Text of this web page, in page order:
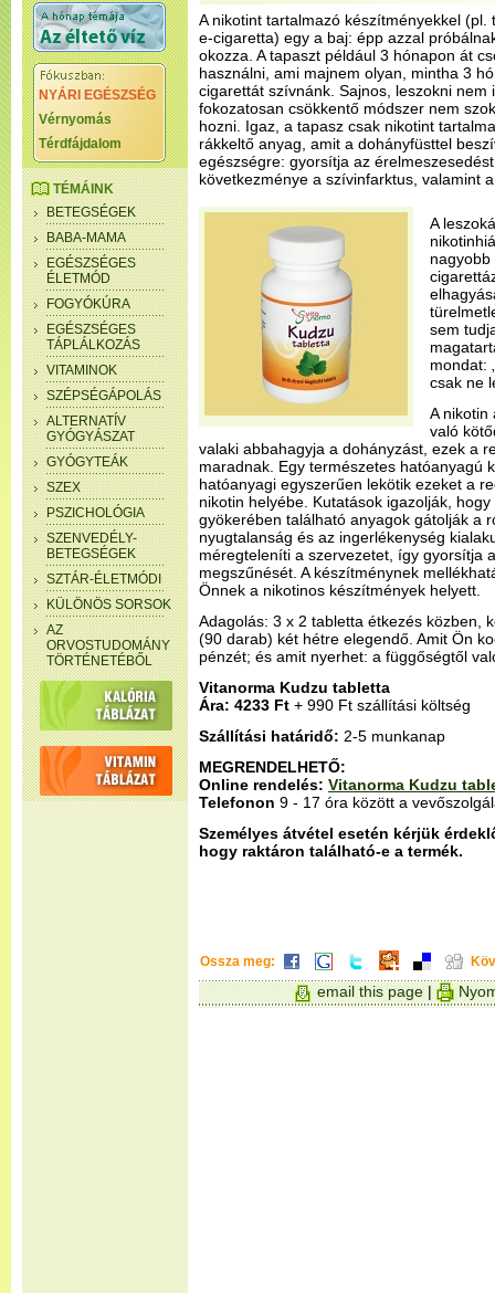
NYÁRI EGÉSZSÉG
Vérnyomás
Térdfájdalom
TÉMÁINK
BETEGSÉGEK
BABA-MAMA
EGÉSZSÉGES
ÉLETMÓD
FOGYÓKÚRA
EGÉSZSÉGES
TÁPLÁLKOZÁS
VITAMINOK
SZÉPSÉGÁPOLÁS
ALTERNATÍV
GYÓGYÁSZAT
GYÓGYTEÁK
SZEX
PSZICHOLÓGIA
SZENVEDÉLY-
BETEGSÉGEK
SZTÁR-ÉLETMÓDI
KÜLÖNÖS SORSOK
AZ
ORVOSTUDOMÁNY
TÖRTÉNETÉBŐL
A nikotint tartalmazó készítményekkel (pl.
e-cigaretta) egy a baj: épp azzal
okozza. A tapaszt például 3 hónapon át
használni, ami majnem olyan, mintha 3
cigarettát szívnánk. Sajnos, leszokni nem
fokozatosan csökkentő módszer nem
hozni. Igaz, a tapasz csak nikotint
rákkeltő anyag, amit a dohányfüsttel
egészségre: gyorsítja az
következménye a szívinfarktus, valamint
A
sem
mondat:
csak ne
A nikotin
való
valaki abbahagyja a dohányzást, ezek a
maradnak. Egy természetes hatóanyagú
hatóanyagi egyszerűen lekötik ezeket a
nikotin helyébe. Kutatások igazolják,
gyökerében található anyagok gátolják a
nyugtalanság és az ingerlékenység
méregteleníti a szervezetet, így gyorsítja
megszűnését. A készítménynek
Önnek a nikotinos készítmények helyett.
Adagolás: 3 x 2 tabletta étkezés közben,
(90 darab) két hétre elegendő. Amit Ön
pénzét; és amit nyerhet: a függőségtől
Vitanorma Kudzu tabletta
Ára: 4233 Ft + 990 Ft szállítási költség
Szállítási határidő: 2-5 munkanap
MEGRENDELHETŐ:
Online rendelés: Vitanorma Kudzu
Telefonon 9 - 17 óra között a
Személyes átvétel esetén kérjük
hogy raktáron található-e a termék.
Ossza meg:
email this page |